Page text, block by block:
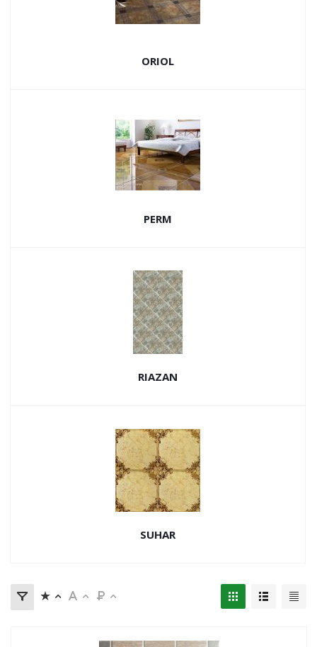
ORIOL
PERM
RIAZAN
SUHAR